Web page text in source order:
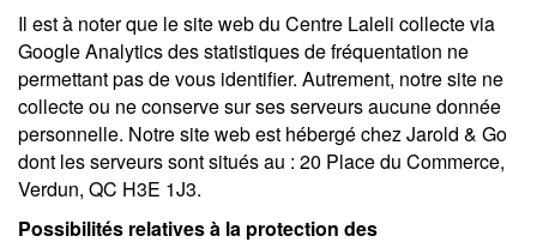
Il est à noter que le site web du Centre Laleli collecte via
Google Analytics des statistiques de fréquentation ne
permettant pas de vous identifier. Autrement, notre site ne
collecte ou ne conserve sur ses serveurs aucune donnée
personnelle. Notre site web est hébergé chez Jarold & Go
dont les serveurs sont situés au : 20 Place du Commerce,
Verdun, QC H3E 1J3.
Possibilités relatives à la protection des